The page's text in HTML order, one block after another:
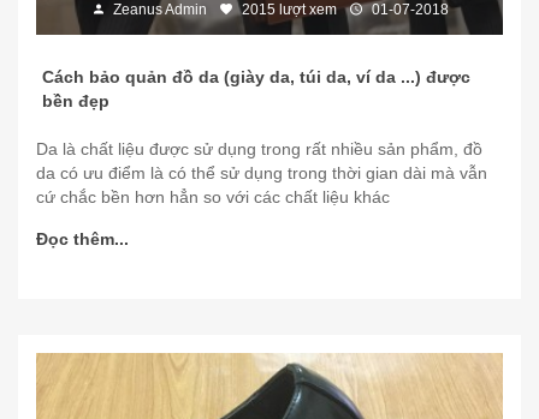
Zeanus Admin 2015 lượt xem 01-07-2018
Cách bảo quản đồ da (giày da, túi da, ví da ...) được
bền đẹp
Da là chất liệu được sử dụng trong rất nhiều sản phẩm, đồ
da có ưu điểm là có thể sử dụng trong thời gian dài mà vẫn
cứ chắc bền hơn hẳn so với các chất liệu khác
Đọc thêm...